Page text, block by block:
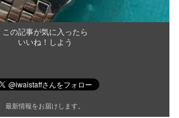
この記事が気に入ったら
いいね！しよう
最新情報をお届けします。